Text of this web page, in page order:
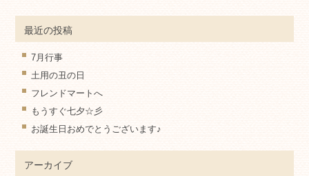
最近の投稿
7月行事
土用の丑の日
フレンドマートへ
もうすぐ七夕☆彡
お誕生日おめでとうございます♪
アーカイブ